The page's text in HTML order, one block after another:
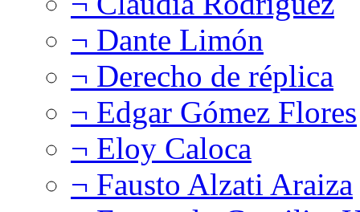
¬ Dante Limón
¬ Derecho de réplica
¬ Edgar Gómez Flores
¬ Eloy Caloca
¬ Fausto Alzati Araiza